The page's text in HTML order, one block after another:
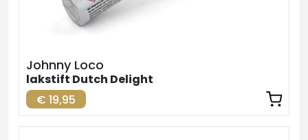
Johnny Loco
lakstift Dutch Delight
€ 19,95